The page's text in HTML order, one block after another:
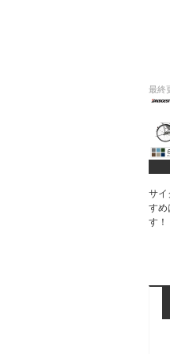
最終
サイ
すめ
す！